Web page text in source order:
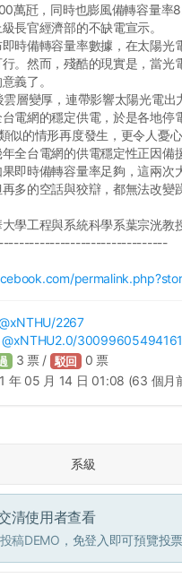
萬瓩，同時也膨風備轉容量率
長官經濟部的不缺電宣示。
時備轉容量率數據，在太陽光
。然而，殘酷的現實是，當
義了。
層變厚，連帶影響太陽光電出
電網的穩定供電，於是各地
似的情形再度發生，更令人憂
全台電網的供電穩定性正因備
即時備轉容量率足夠，這兩次
多的空話與狡辯，都無法改變
學工程與系統科學系葉宗洸教
xNTHU/2267
@xNTHU2.0/
3 票 / 駁回 0 票
年 05 月 14 日 01:08 (63 個月
系級
清使用者查看
稿DEMO ，免登入即可預覽投